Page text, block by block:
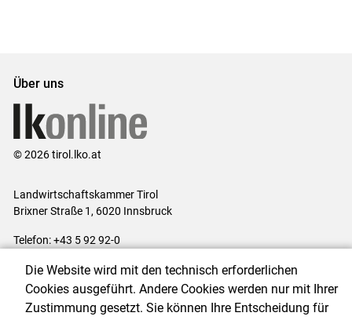
Über uns
© 2026 tirol.lko.at
Landwirtschaftskammer Tirol
Brixner Straße 1, 6020 Innsbruck
Telefon: +43 5 92 92-0
Impressum|Kontakt|Datenschutzerklärung|Barrierefreiheit|
Cookie-Einstellungen
Die Website wird mit den technisch erforderlichen
Cookies ausgeführt. Andere Cookies werden nur mit Ihrer
Zustimmung gesetzt. Sie können Ihre Entscheidung für